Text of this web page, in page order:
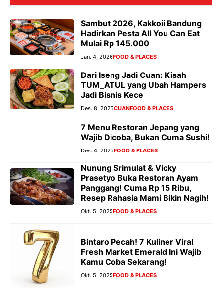
Sambut 2026, Kakkoii Bandung
Hadirkan Pesta All You Can Eat
Mulai Rp 145.000
Jan. 4, 2026FOOD & PLACES
Dari Iseng Jadi Cuan: Kisah
TUM_ATUL yang Ubah Hampers
Jadi Bisnis Kece
Des. 8, 2025CUANFOOD & PLACES
7 Menu Restoran Jepang yang
Wajib Dicoba, Bukan Cuma Sushi!
Des. 4, 2025FOOD & PLACES
Nunung Srimulat & Vicky
Prasetyo Buka Restoran Ayam
Panggang! Cuma Rp 15 Ribu,
Resep Rahasia Mami Bikin Nagih!
Okt. 5, 2025FOOD & PLACES
Bintaro Pecah! 7 Kuliner Viral
Fresh Market Emerald Ini Wajib
Kamu Coba Sekarang!
Okt. 5, 2025FOOD & PLACES